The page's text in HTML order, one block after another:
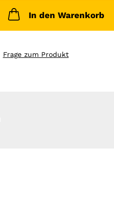
In den Warenkorb
Frage zum Produkt